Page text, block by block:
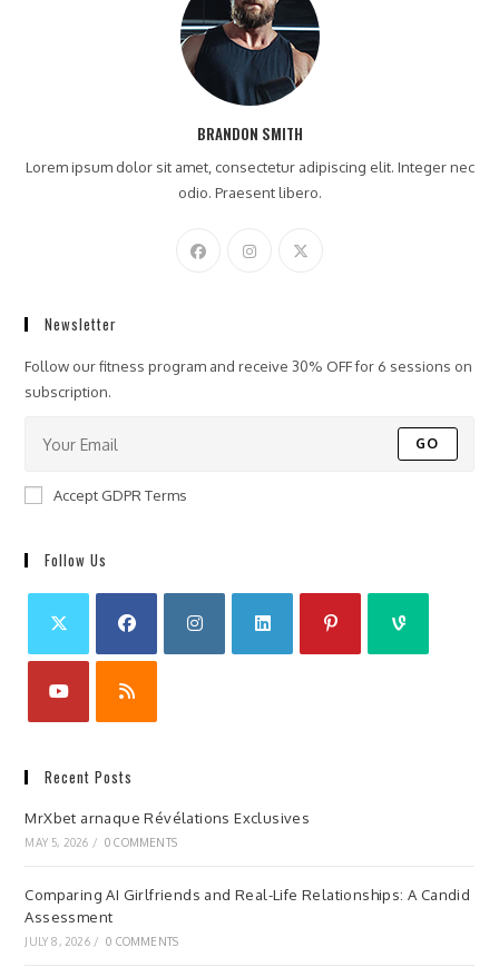
BRANDON SMITH
Lorem ipsum dolor sit amet, consectetur adipiscing elit. Integer nec
odio. Praesent libero.
Newsletter
Follow our fitness program and receive 30% OFF for 6 sessions on
subscription.
GO
Accept GDPR Terms
Follow Us
Recent Posts
MrXbet arnaque Révélations Exclusives
MAY 5, 2026 / 0 COMMENTS
Comparing AI Girlfriends and Real-Life Relationships: A Candid
Assessment
JULY 8, 2026 / 0 COMMENTS